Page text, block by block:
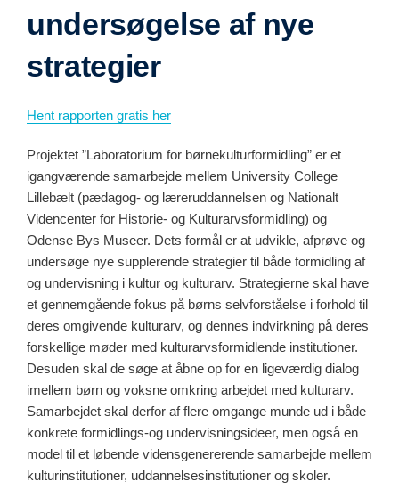
undersøgelse af nye
strategier
Hent rapporten gratis her
Projektet ”Laboratorium for børnekulturformidling” er et
igangværende samarbejde mellem University College
Lillebælt (pædagog- og læreruddannelsen og Nationalt
Videncenter for Historie- og Kulturarvsformidling) og
Odense Bys Museer. Dets formål er at udvikle, afprøve og
undersøge nye supplerende strategier til både formidling af
og undervisning i kultur og kulturarv. Strategierne skal have
et gennemgående fokus på børns selvforståelse i forhold til
deres omgivende kulturarv, og dennes indvirkning på deres
forskellige møder med kulturarvsformidlende institutioner.
Desuden skal de søge at åbne op for en ligeværdig dialog
imellem børn og voksne omkring arbejdet med kulturarv.
Samarbejdet skal derfor af flere omgange munde ud i både
konkrete formidlings-og undervisningsideer, men også en
model til et løbende vidensgenererende samarbejde mellem
kulturinstitutioner, uddannelsesinstitutioner og skoler.